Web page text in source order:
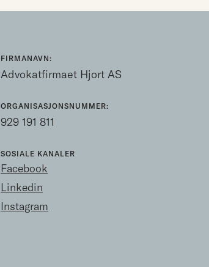
FIRMANAVN:
Advokatfirmaet Hjort AS
ORGANISASJONSNUMMER:
929 191 811
SOSIALE KANALER
Facebook
Linkedin
Instagram